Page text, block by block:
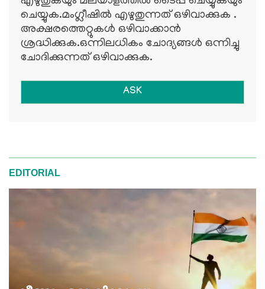
ചെയ്യുക.മംഗ്ലീഷില്‍ എഴുതുന്നത് ഒഴിവാക്കുക .
അക്ഷരത്തെറ്റുകള്‍ ഒഴിവാക്കാന്‍
ശ്രദ്ധിക്കുക.ഒന്നിലധികം ചോദ്യങ്ങള്‍ ഒന്നിച്ചു
ചോദിക്കുന്നത് ഒഴിവാക്കുക.
ASK
EDITORIAL